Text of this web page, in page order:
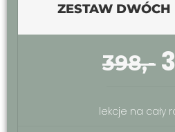
ZESTAW
398,-
lekcje na cały